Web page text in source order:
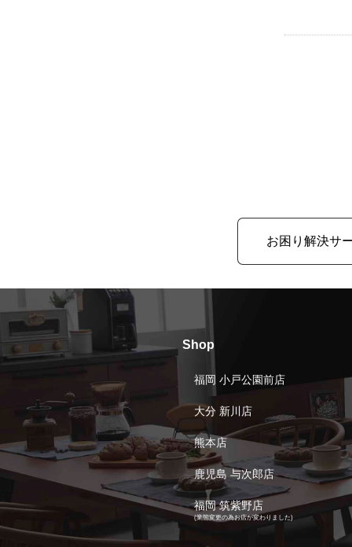
お困り解決サ
Shop
福岡 小戸公園前店
大分 新川店
熊本店
鹿児島 与次郎店
福岡 筑紫野店
(業態変更の為お店が変わりました)